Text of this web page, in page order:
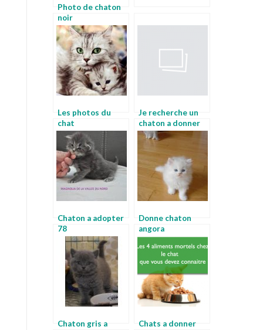
Photo de chaton
noir
Les photos du
chat
Je recherche un
chaton a donner
Chaton a adopter
78
Donne chaton
angora
Chaton gris a
Chats a donner